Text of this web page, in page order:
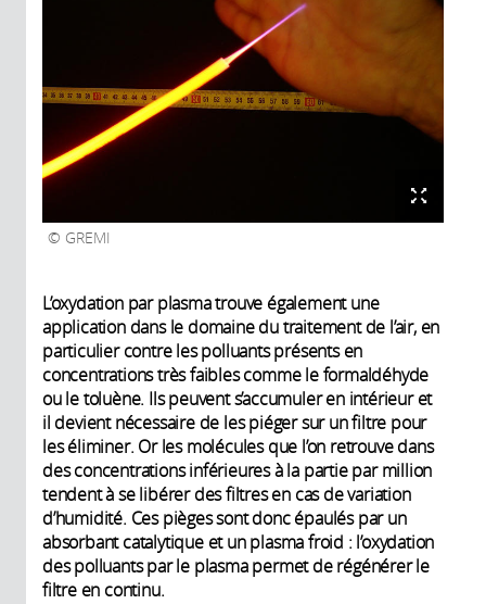
GREMI
L’oxydation par plasma trouve également une
application dans le domaine du traitement de l’air, en
particulier contre les polluants présents en
concentrations très faibles comme le formaldéhyde
ou le toluène. Ils peuvent s’accumuler en intérieur et
il devient nécessaire de les piéger sur un filtre pour
les éliminer. Or les molécules que l’on retrouve dans
des concentrations inférieures à la partie par million
tendent à se libérer des filtres en cas de variation
d’humidité. Ces pièges sont donc épaulés par un
absorbant catalytique et un plasma froid : l’oxydation
des polluants par le plasma permet de régénérer le
filtre en continu.